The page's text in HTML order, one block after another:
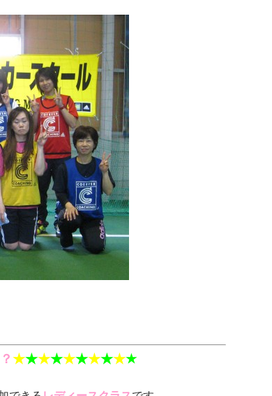
★★★★★★★★★★